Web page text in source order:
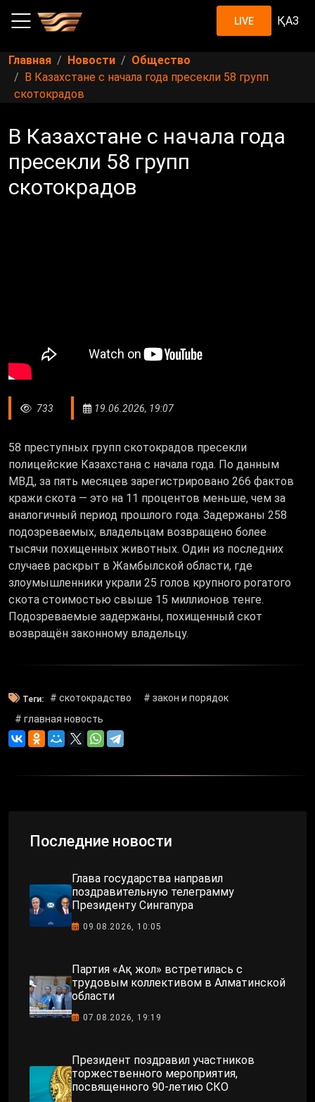
LIVE ҚАЗ
Главная Новости
Общество
В Казахстане с начала года пресекли 58 групп
скотокрадов
В Казахстане с начала года
пресекли 58 групп
скотокрадов
733 19.06.2026, 19:07
58 преступных групп скотокрадов пресекли
полицейские Казахстана с начала года. По данным
МВД, за пять месяцев зарегистрировано 266 фактов
кражи скота — это на 11 процентов меньше, чем за
аналогичный период прошлого года. Задержаны 258
подозреваемых, владельцам возвращено более
тысячи похищенных животных. Один из последних
случаев раскрыт в Жамбылской области, где
злоумышленники украли 25 голов крупного рогатого
скота стоимостью свыше 15 миллионов тенге.
Подозреваемые задержаны, похищенный скот
возвращён законному владельцу.
Теги: # скотокрадство
# закон и порядок
# главная новость
Последние новости
Глава государства направил
поздравительную телеграмму
Президенту Сингапура
09.08.2026, 10:05
Партия «Ақ жол» встретилась с
трудовым коллективом в Алматинской
области
07.08.2026, 19:19
Президент поздравил участников
торжественного мероприятия,
посвященного 90-летию СКО